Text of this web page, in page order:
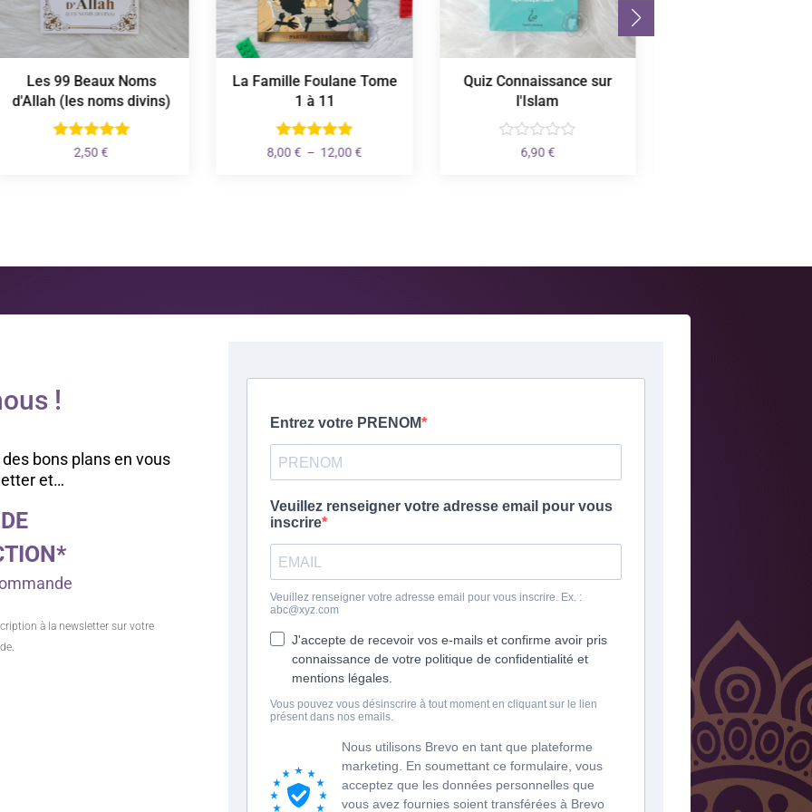
Les 99 Beaux Noms
d'Allah (les noms divins)
2,50€
La Famille Foulane Tome
1 à 11
8,00€ – 12,00€Plage
Quiz Connaissance sur
l'Islam
6,90€
!
bons plans en vous
et…
à la newsletter sur votre